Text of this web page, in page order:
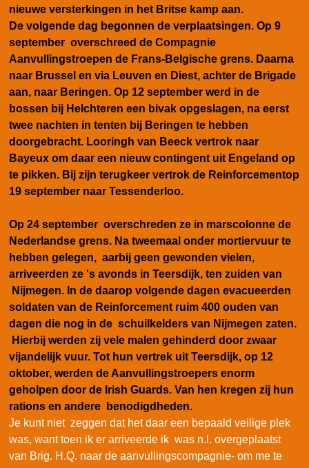
nieuwe versterkingen in het Britse kamp aan.
De volgende dag begonnen de verplaatsingen. Op 9
september overschreed de Compagnie
Aanvullingstroepen de Frans-Belgische grens. Daarna
naar Brussel en via Leuven en Diest, achter de Brigade
aan, naar Beringen. Op 12 september werd in de
bossen bij Helchteren een bivak opgeslagen, na eerst
twee nachten in tenten bij Beringen te hebben
doorgebracht. Looringh van Beeck vertrok naar
Bayeux om daar een nieuw contingent uit Engeland op
te pikken. Bij zijn terugkeer vertrok de Reinforcementop
19 september naar Tessenderloo.
Op 24 september overschreden ze in marscolonne de
Nederlandse grens. Na tweemaal onder mortiervuur te
hebben gelegen, aarbij geen gewonden vielen,
arriveerden ze 's avonds in Teersdijk, ten zuiden van
Nijmegen. In de daarop volgende dagen evacueerden
soldaten van de Reinforcement ruim 400 ouden van
dagen die nog in de schuilkelders van Nijmegen zaten.
Hierbij werden zij vele malen gehinderd door zwaar
vijandelijk vuur. Tot hun vertrek uit Teersdijk, op 12
oktober, werden de Aanvullingstroepers enorm
geholpen door de Irish Guards. Van hen kregen zij hun
rations en andere benodigdheden.
Je kunt niet zeggen dat het daar een bepaald veilige plek
was, want toen ik er arriveerde ik was n.l. overgeplaatst
van Brig. H.Q. naar de aanvullingscompagnie- om me te